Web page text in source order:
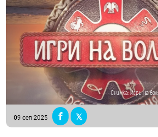
Снимка: Игри на
09 сеп 2025